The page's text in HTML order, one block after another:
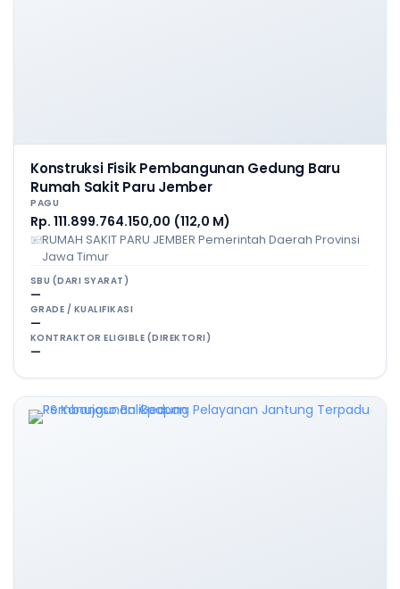
Konstruksi Fisik Pembangunan Gedung Baru
Rumah Sakit Paru Jember
PAGU
Rp. 111.899.764.150,00 (112,0 M)
RUMAH SAKIT PARU JEMBER Pemerintah Daerah Provinsi
Jawa Timur
SBU (DARI SYARAT)
—
GRADE / KUALIFIKASI
—
KONTRAKTOR ELIGIBLE (DIREKTORI)
—